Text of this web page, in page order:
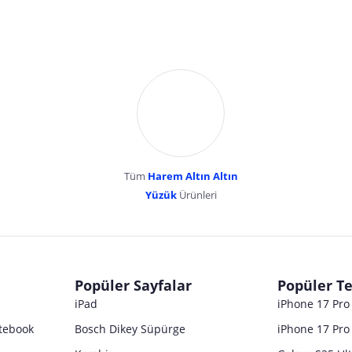
YENİBOSNA MERKEZ MAH LADİN SOK
Tüm Harem Altın Altın
YüzükÜrünleri
Popüler Sayfalar
iPad
Bosch Dikey Süpürge
Popüler
iPhone 17
iPhone 17 Pro